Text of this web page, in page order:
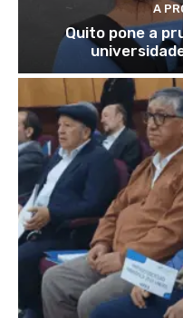
A
Quito pone a